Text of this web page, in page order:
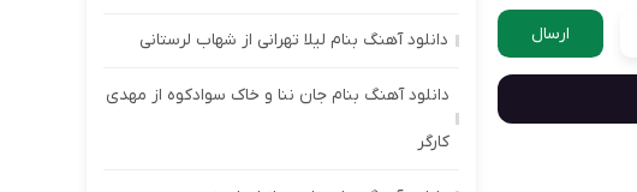
ارسال دانلود آهنگ بنام لیلا تهرانی از شهاب لرستانی
دانلود آهنگ بنام جان ننا و خاک سوادکوه از مهدی
کارگر